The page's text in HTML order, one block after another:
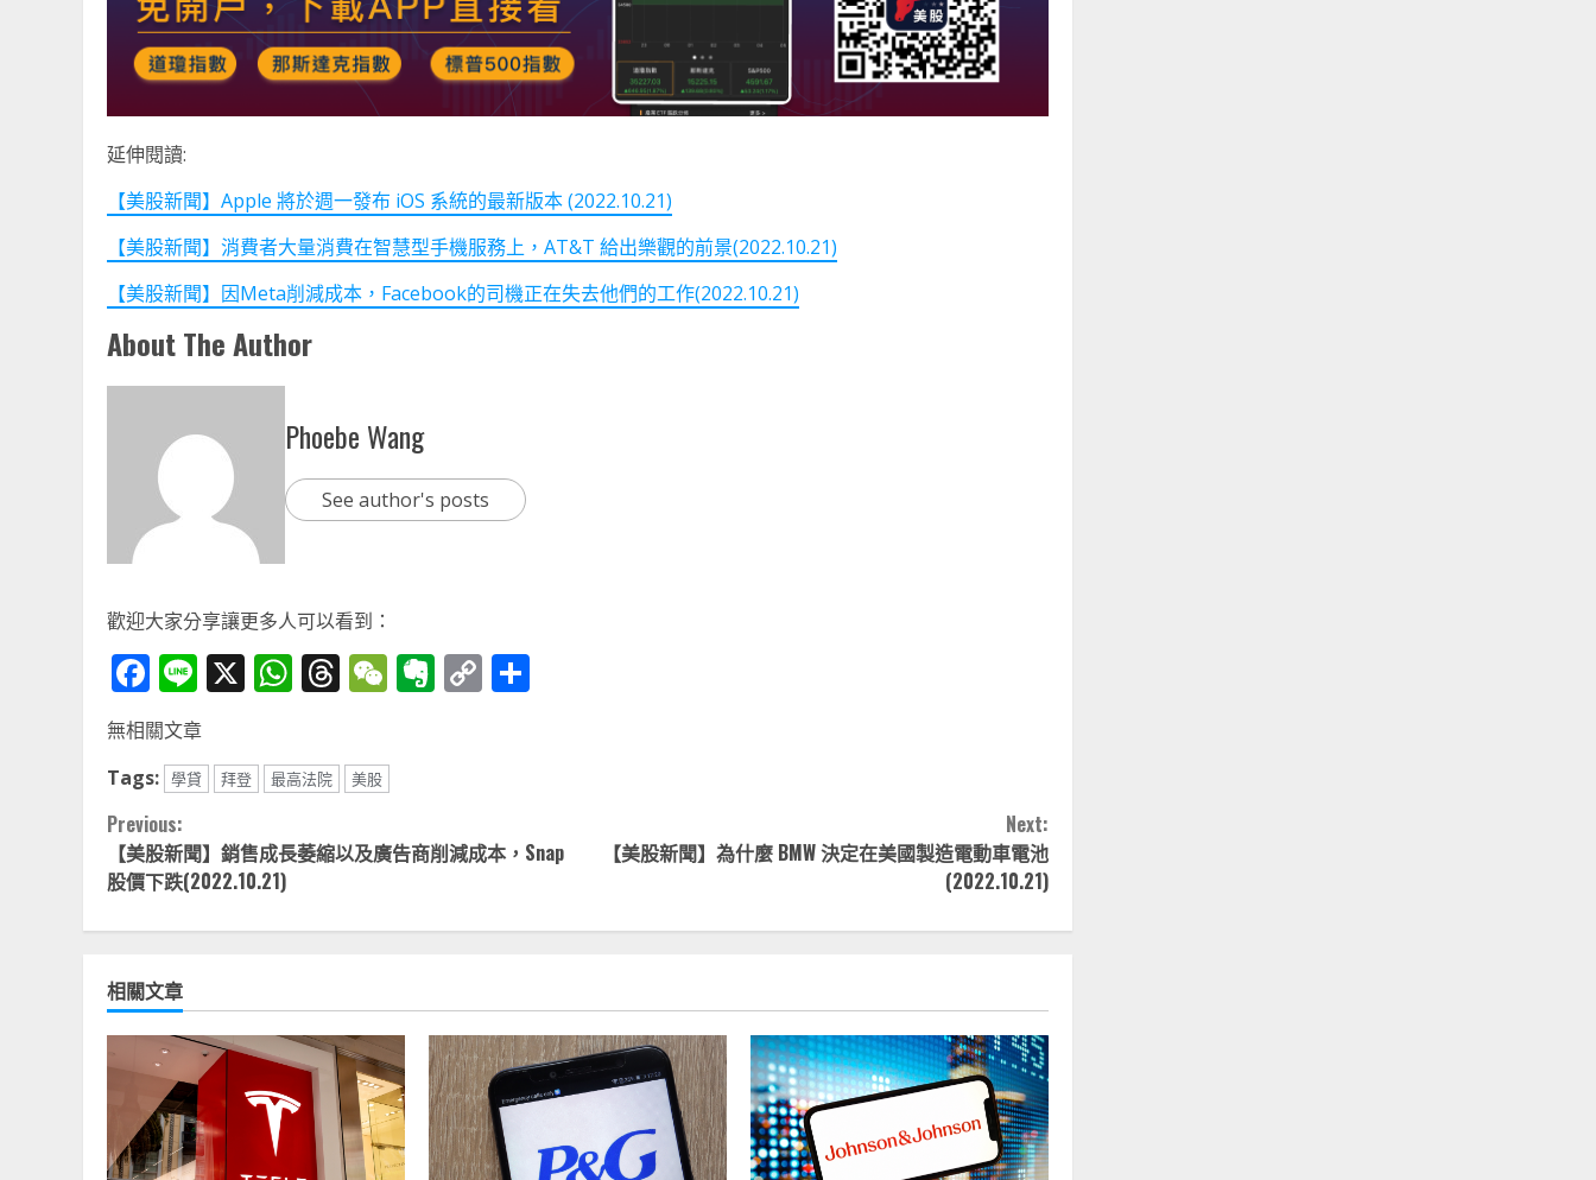
延伸閱讀:
【美股新聞】Apple 將於週一發布 iOS 系統的最新版本 (2022.10.21)
【美股新聞】消費者大量消費在智慧型手機服務上，AT&T 給出樂觀的前景(2022.10.21)
【美股新聞】因Meta削減成本，Facebook的司機正在失去他們的工作(2022.10.21)
About The Author
Phoebe Wang
See author's posts
歡迎大家分享讓更多人可以看到：
Facebook
Line
X WhatsApp
Threads
WeChat
Evernote
Copy
無相關文章
Tags: 學貸 拜登 最高法院 美股
Continue
Reading
Previous:
【美股新聞】銷售成長萎縮以及廣告商削減成本，Snap
股價下跌(2022.10.21)
Next:
【美股新聞】為什麼 BMW 決定在美國製造電動車電池
(2022.10.21)
相關文章